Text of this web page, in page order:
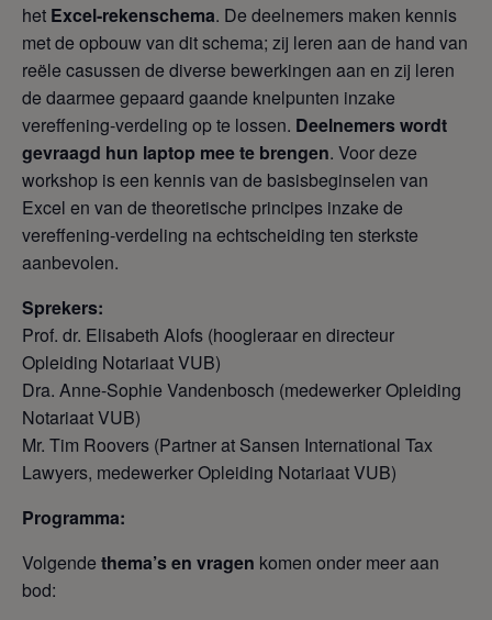
het Excel-rekenschema. De deelnemers maken kennis
met de opbouw van dit schema; zij leren aan de hand van
reële casussen de diverse bewerkingen aan en zij leren
de daarmee gepaard gaande knelpunten inzake
vereffening-verdeling op te lossen. Deelnemers wordt
gevraagd hun laptop mee te brengen. Voor deze
workshop is een kennis van de basisbeginselen van
Excel en van de theoretische principes inzake de
vereffening-verdeling na echtscheiding ten sterkste
aanbevolen.
Sprekers:
Prof. dr. Elisabeth Alofs (hoogleraar en directeur
Opleiding Notariaat VUB)
Dra. Anne-Sophie Vandenbosch (medewerker Opleiding
Notariaat VUB)
Mr. Tim Roovers (Partner at Sansen International Tax
Lawyers, medewerker Opleiding Notariaat VUB)
Programma:
Volgende thema’s en vragen komen onder meer aan
bod: